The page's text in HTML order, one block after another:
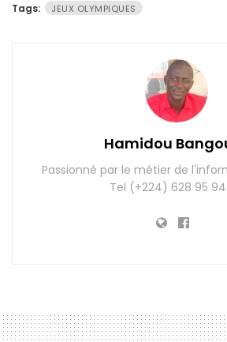
Tags: JEUX OLYMPIQUES
Hamidou
Passionné par le métier de
Tel (+224) 628 95